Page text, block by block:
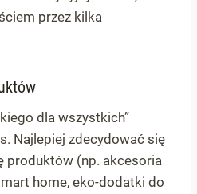
przez kilka
dla wszystkich”
Najlepiej zdecydować się
produktów (np. akcesoria
home, eko-dodatki do